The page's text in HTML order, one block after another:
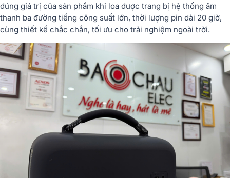
đúng giá trị của sản phẩm khi loa được trang bị hệ thống âm
thanh ba đường tiếng công suất lớn, thời lượng pin dài 20 giờ,
cùng thiết kế chắc chắn, tối ưu cho trải nghiệm ngoài trời.